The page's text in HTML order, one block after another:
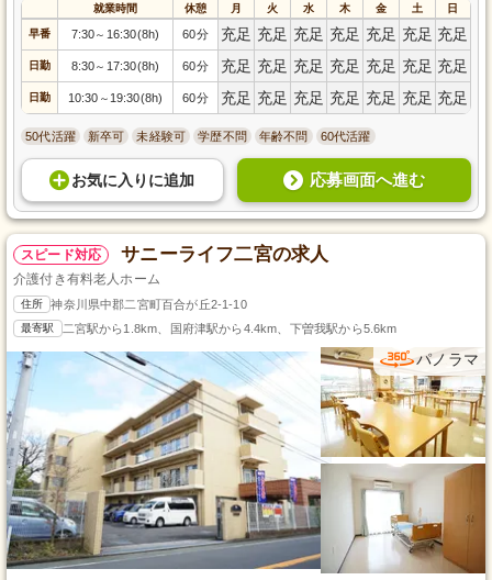
就業時間 休憩 月 火 水 木 金 土 日
早番 7:30～ 16:30(8h) 60分 充足 充足 充足 充足 充足 充足 充足
日勤 8:30～ 17:30(8h) 60分 充足 充足 充足 充足 充足 充足 充足
日勤 10:30 ～ 19:30(8h) 60分 充足 充足 充足 充足 充足 充足 充足
50代活躍 新卒可 未経験可 学歴不問 年齢不問 60代活躍
お気に入り に追加 応募画面へ進む
スピード対応 サニーライフ二宮の求人
介護付き有料老人ホーム
住所 神奈川県中郡二宮町百合が丘2-1-10
最寄駅 二宮駅から1.8km、国府津駅から4.4km、下曽我駅から5.6km
パノラマ